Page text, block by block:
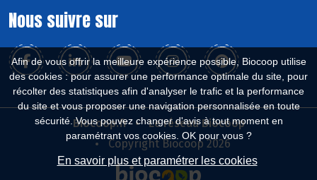
Afin de vous offrir la meilleure expérience possible, Biocoop utilise
des cookies : pour assurer une performance optimale du site, pour
récolter des statistiques afin d'analyser le trafic et la performance
du site et vous proposer une navigation personnalisée en toute
sécurité. Vous pouvez changer d'avis à tout moment en
paramétrant vos cookies. OK pour vous ?
En savoir plus et paramétrer les cookies
Nous suivre sur
Biocoop.fr
Le réseau Biocoop
Copyright Biocoop 2026